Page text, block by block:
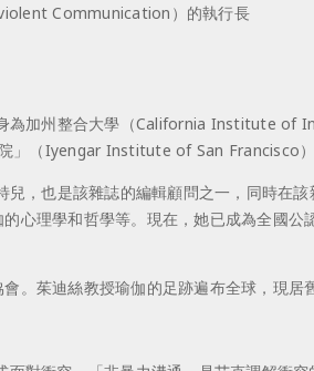
Communication）的執行長
為加州整合大學（California Institute of
（Iyengar Institute of San Francisco）
，也是該雜誌的編輯顧問之一，同時在
心理學和哲學等。現在，她已成為全國
。茱迪絲教授瑜伽的足跡遍布全球，現居